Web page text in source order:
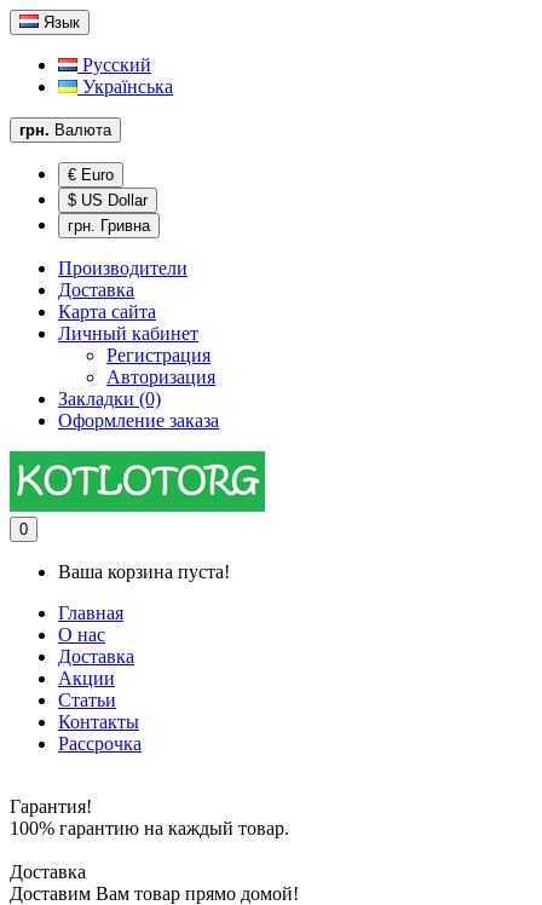
Язык
Русский
Українська
грн. Валюта
€ Euro
$ US Dollar
грн. Гривна
Производители
Доставка
Карта сайта
Личный кабинет
Регистрация
Авторизация
Закладки (0)
Оформление заказа
0
Ваша корзина пуста!
Главная
О нас
Доставка
Акции
Статьи
Контакты
Рассрочка
Гарантия!
100% гарантию на каждый товар.
Доставка
Доставим Вам товар прямо домой!